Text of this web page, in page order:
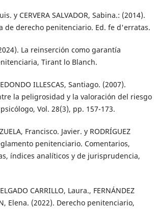
y CERVERA SALVADOR, Sabina.: (2014).
de derecho penitenciario. Ed. fe d'erratas.
La reinserción como garantía
Tirant lo Blanch.
ILLESCAS, Santiago. (2007).
la peligrosidad y la valoración del riesgo
Vol. 28(3), pp. 157-173.
Francisco. Javier. y RODRÍGUEZ
penitenciario. Comentarios,
índices analíticos y de jurisprudencia,
CARRILLO, Laura., FERNÁNDEZ
Elena. (2022). Derecho penitenciario,